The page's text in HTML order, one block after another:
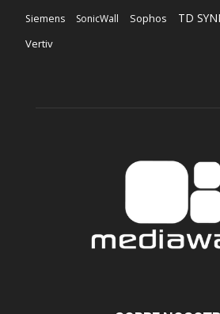
Siemens SonicWall Sophos TD
Vertiv